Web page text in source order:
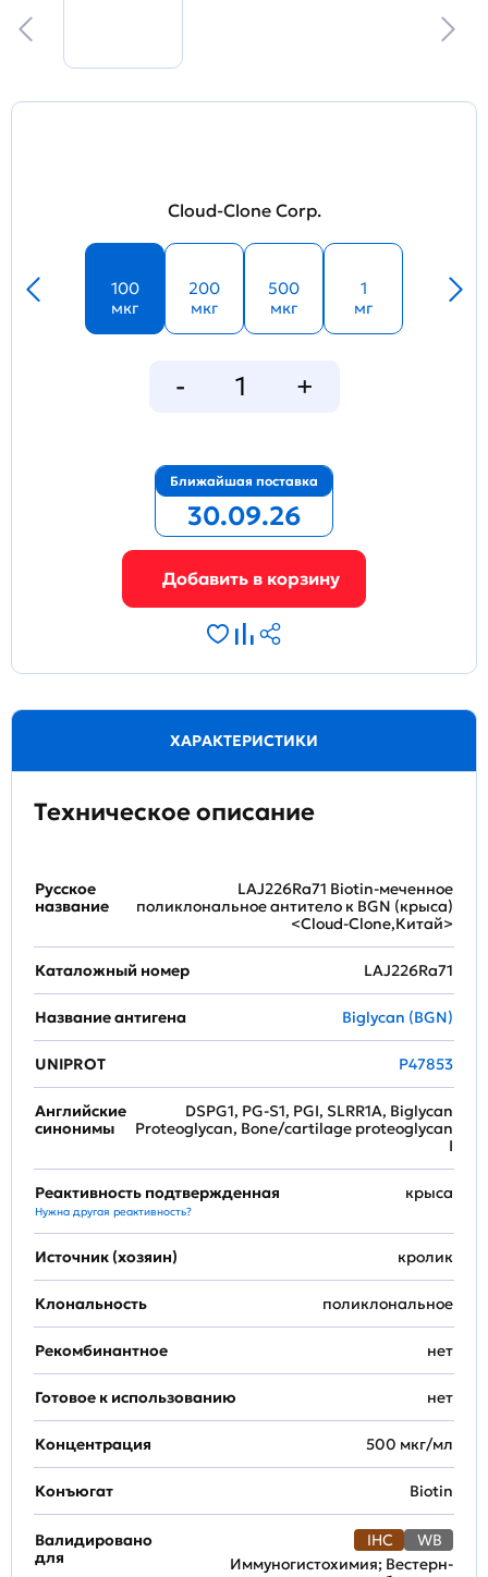
Cloud-Clone Corp.
100
мкг
200
мкг
500
мкг
1
мг
Ближайшая поставка
30.09.26
ХАРАКТЕРИСТИКИ
Техническое описание
Русское
название
LAJ226Ra71 Biotin-меченное
поликлональное антитело к BGN (крыса)
<Cloud-Clone,Китай>
Каталожный номер LAJ226Ra71
Название антигена Biglycan (BGN)
UNIPROT P47853
Английские
синонимы
DSPG1, PG-S1, PGI, SLRR1A, Biglycan
Proteoglycan, Bone/cartilage proteoglycan
I
Реактивность подтвержденная
Нужна другая реактивность?
крыса
Источник (хозяин) кролик
Клональность поликлональное
Рекомбинантное нет
Готовое к использованию нет
Концентрация 500 мкг/мл
Конъюгат Biotin
Валидировано
для
IHC
WB
Иммуногистохимия; Вестерн-